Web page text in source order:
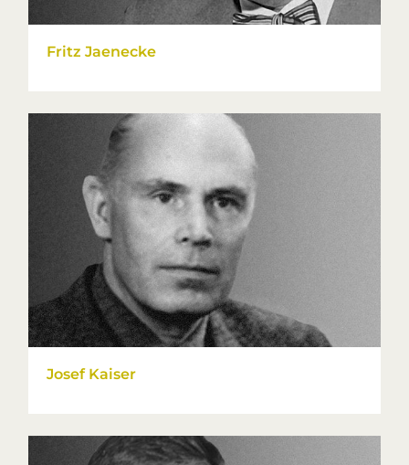
Fritz Jaenecke
Josef Kaiser